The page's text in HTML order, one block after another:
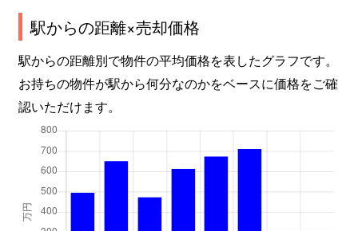
駅からの距離×売却価格
駅からの距離別で物件の平均価格を表したグラフです。
お持ちの物件が駅から何分なのかをベースに価格をご確
認いただけます。